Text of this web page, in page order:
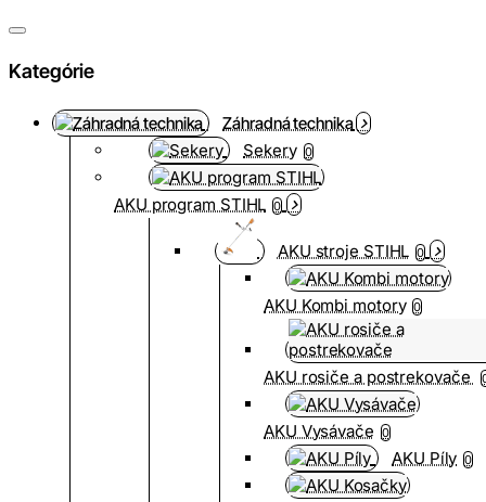
Kategórie
Záhradná technika
Sekery 0
AKU program STIHL 0
AKU stroje STIHL 0
AKU Kombi motory 0
AKU rosiče a postrekovače
AKU Vysávače 0
AKU Píly 0